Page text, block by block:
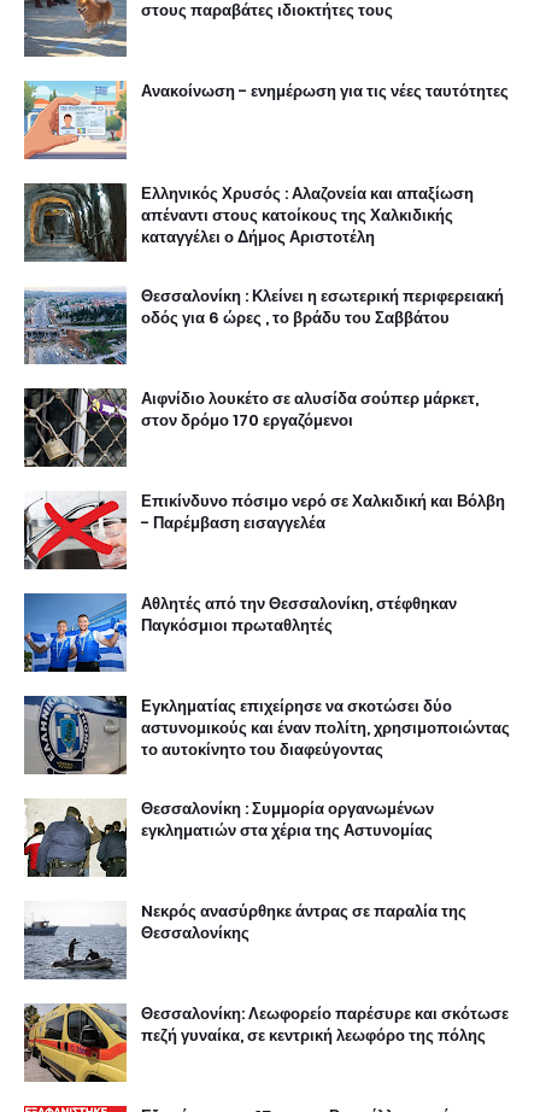
στους παραβάτες ιδιοκτήτες τους
Ανακοίνωση - ενημέρωση για τις νέες ταυτότητες
Ελληνικός Χρυσός : Αλαζονεία και απαξίωση
απέναντι στους κατοίκους της Χαλκιδικής
καταγγέλει ο Δήμος Αριστοτέλη
Θεσσαλονίκη : Κλείνει η εσωτερική περιφερειακή
οδός για 6 ώρες , το βράδυ του Σαββάτου
Αιφνίδιο λουκέτο σε αλυσίδα σούπερ μάρκετ,
στον δρόμο 170 εργαζόμενοι
Επικίνδυνο πόσιμο νερό σε Χαλκιδική και Βόλβη
- Παρέμβαση εισαγγελέα
Αθλητές από την Θεσσαλονίκη, στέφθηκαν
Παγκόσμιοι πρωταθλητές
Εγκληματίας επιχείρησε να σκοτώσει δύο
αστυνομικούς και έναν πολίτη, χρησιμοποιώντας
το αυτοκίνητο του διαφεύγοντας
Θεσσαλονίκη : Συμμορία οργανωμένων
εγκληματιών στα χέρια της Αστυνομίας
Nεκρός ανασύρθηκε άντρας σε παραλία της
Θεσσαλονίκης
Θεσσαλονίκη: Λεωφορείο παρέσυρε και σκότωσε
πεζή γυναίκα, σε κεντρική λεωφόρο της πόλης